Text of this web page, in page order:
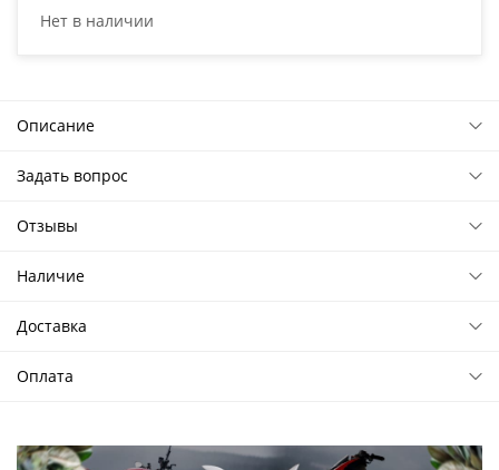
Нет в наличии
Описание
Задать вопрос
Отзывы
Наличие
Доставка
Оплата